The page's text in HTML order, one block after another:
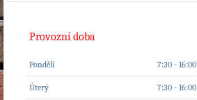
Provozní doba
Pondělí 7:30 - 16:00
Úterý 7:30 - 16:00